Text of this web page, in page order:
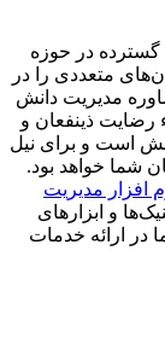
گسترده در حوزه
متعددی را در
مدیریت دانش
رضایت ذینفعان و
است و برای نیل
شما خواهد بود.
افزار مدیریت
و ابزارهای
در ارائه خدمات